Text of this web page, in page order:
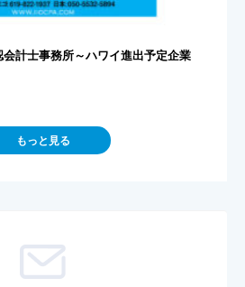
計士事務所～ハワイ進出予定企業
もっと見る